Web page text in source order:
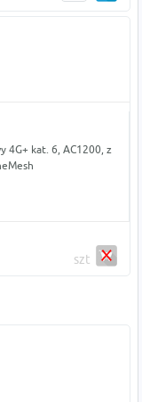
4G+ kat. 6, AC1200, z
szt